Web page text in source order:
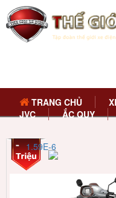
TRANG CHỦ
JVC
ẮC QUY
1.59E-6